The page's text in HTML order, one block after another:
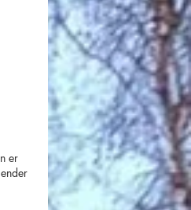
er